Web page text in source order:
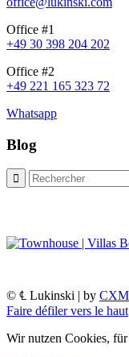
Office #1
+49 30 398 204 202
Office #2
+49 221 165 323 72
Whatsapp
Blog
© ℄ Lukinski | by
Faire défiler vers le haut
Wir nutzen Cookies,